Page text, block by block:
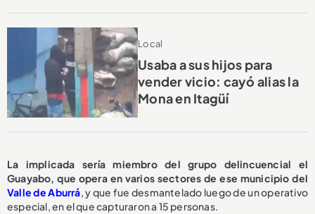
Local
Usaba a sus hijos para
vender vicio: cayó alias la
Mona en Itagüí
La implicada sería miembro del grupo delincuencial el
Guayabo, que opera en varios sectores de ese municipio del
Valle de Aburrá, y que fue desmantelado luego de un operativo
especial, en el que capturaron a 15 personas.